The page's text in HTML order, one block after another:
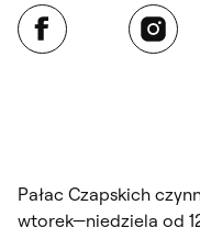
Facebook Instagram
Pałac Czapskich
wtorek—niedziela od